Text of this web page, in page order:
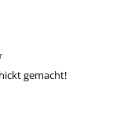
gemacht!